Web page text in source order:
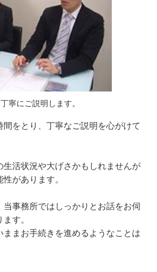
寧にご説明します。
をとり、丁寧なご説明を心がけて
活状況や大げさかもしれませんが
があります。
事務所ではしっかりとお話をお伺
す。
まお手続きを進めるようなことは